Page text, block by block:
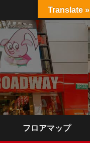
フロアマップ
Translate »